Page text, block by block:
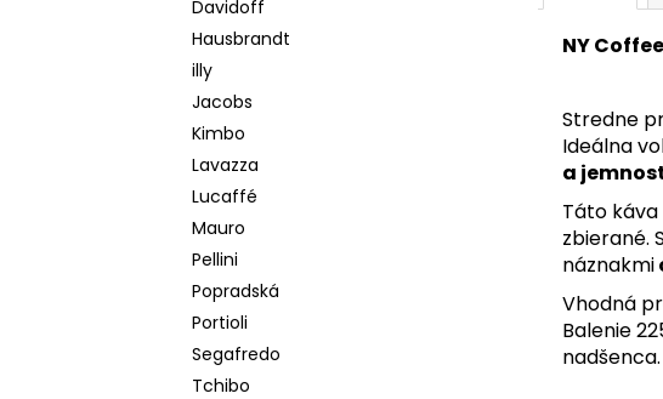
Davidoff
Hausbrandt
illy
Jacobs
Kimbo
Lavazza
Lucaffé
Mauro
Pellini
Popradská
Portioli
Segafredo
Tchibo
NY
Stredne
Ideálna
a
Táto
zbierané.
náznakmi
Vhodná
Balenie
nadšenca.